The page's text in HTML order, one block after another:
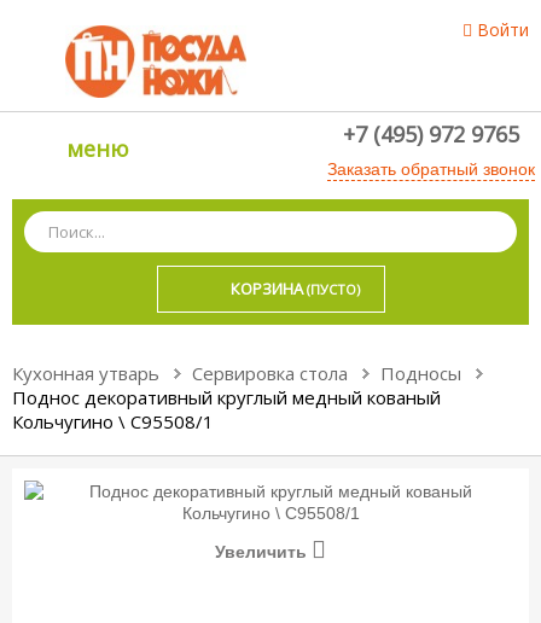
Войти
меню +7 (495) 972 9765
Заказать обратный звонок
КОРЗИНА (ПУСТО)
Кухонная утварь Сервировка стола
Подносы
Поднос декоративный круглый медный кованый
Кольчугино \ С95508/1
Увеличить